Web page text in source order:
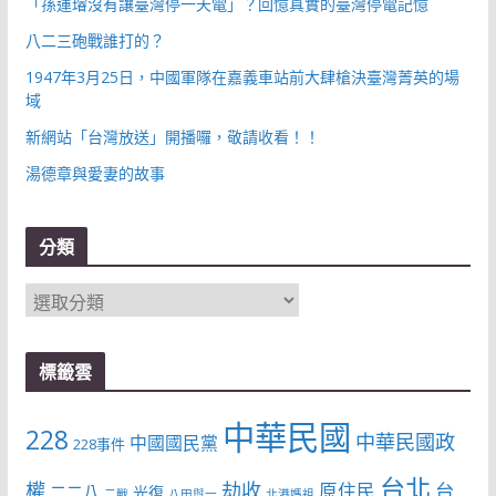
八二三砲戰誰打的？
1947年3月25日，中國軍隊在嘉義車站前大肆槍決臺灣菁英的場
域
新網站「台灣放送」開播囉，敬請收看！！
湯德章與愛妻的故事
分類
分
類
標籤雲
228 228事件 中國國民黨 中華民國 中華民國政
權
劫收 台北 台